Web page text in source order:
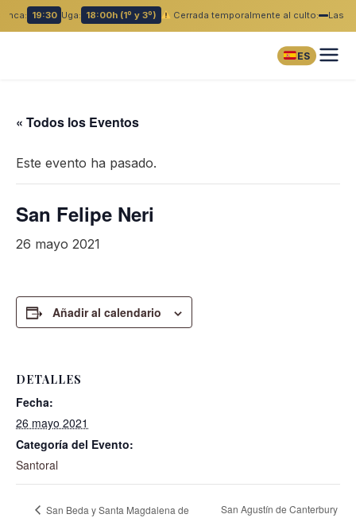
19:30 Uga: 18:00h (1º y 3º) Cerrada temporalmente al culto: Las
ES
« Todos los Eventos
Este evento ha pasado.
San Felipe Neri
26 mayo 2021
Añadir al calendario
DETALLES
Fecha:
26 mayo 2021
Categoría del Evento:
Santoral
San Beda y Santa Magdalena de
San Agustín de Canterbury